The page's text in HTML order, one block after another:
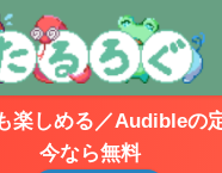
楽しめる／Audibleの
今なら無料